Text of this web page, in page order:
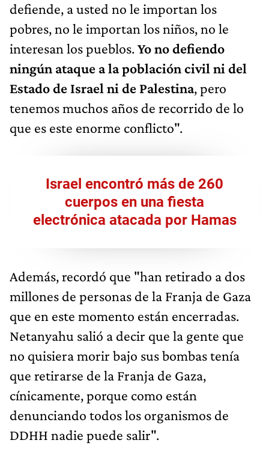
defiende, a usted no le importan los
pobres, no le importan los niños, no le
interesan los pueblos.Yo no defiendo
ningún ataque a la población civil ni del
Estado de Israel ni de Palestina, pero
tenemos muchos años de recorrido de lo
que es este enorme conflicto".
Israel encontró más de 260
cuerpos en una fiesta
electrónica atacada por Hamas
Además, recordó que "han retirado a dos
millones de personas de la Franja de Gaza
que en este momento están encerradas.
Netanyahu salió a decir que la gente que
no quisiera morir bajo sus bombas tenía
que retirarse de la Franja de Gaza,
cínicamente, porque como están
denunciando todos los organismos de
DDHH nadie puede salir".